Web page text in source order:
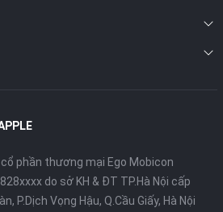
hiển thị rõ ràng, ngay cả khi sử
phần thương mại Ego Mobicon
do sở KH & ĐT TP.Hà Nội cấp
P.Dịch Vọng Hậu, Q.Cầu Giấy, Hà Nội